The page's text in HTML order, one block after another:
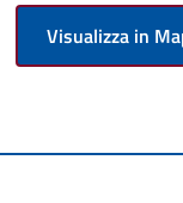
Visualizza in